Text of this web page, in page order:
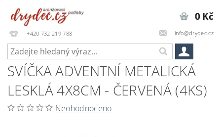
+420 732 219 788 info@drydec.cz
0 Kč
SVÍČKA ADVENTNÍ METALICKÁ
LESKLÁ 4X8CM - ČERVENÁ (4KS)
Neohodnoceno